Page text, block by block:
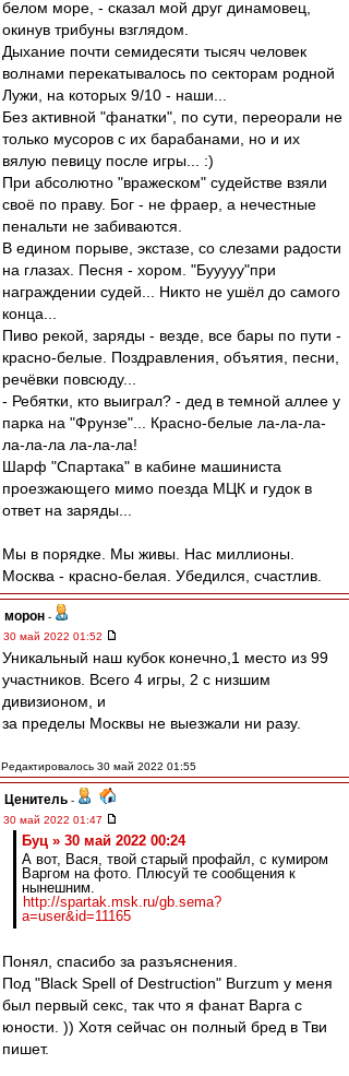
белом море, - сказал мой друг динамовец,
окинув трибуны взглядом.
Дыхание почти семидесяти тысяч человек
волнами перекатывалось по секторам родной
Лужи, на которых 9/10 - наши...
Без активной "фанатки", по сути, переорали не
только мусоров с их барабанами, но и их
вялую певицу после игры... :)
При абсолютно "вражеском" судействе взяли
своё по праву. Бог - не фраер, а нечестные
пенальти не забиваются.
В едином порыве, экстазе, со слезами радости
на глазах. Песня - хором. "Бууууу"при
награждении судей... Никто не ушёл до самого
конца...
Пиво рекой, заряды - везде, все бары по пути -
красно-белые. Поздравления, объятия, песни,
речёвки повсюду...
- Ребятки, кто выиграл? - дед в темной аллее у
парка на "Фрунзе"... Красно-белые ла-ла-ла-
ла-ла-ла ла-ла-ла!
Шарф "Спартака" в кабине машиниста
проезжающего мимо поезда МЦК и гудок в
ответ на заряды...
Мы в порядке. Мы живы. Нас миллионы.
Москва - красно-белая. Убедился, счастлив.
морон -
30 май 2022 01:52
Уникальный наш кубок конечно,1 место из 99
участников. Всего 4 игры, 2 с низшим
дивизионом, и
за пределы Москвы не выезжали ни разу.
Редактировалось 30 май 2022 01:55
Ценитель -
30 май 2022 01:47
Буц » 30 май 2022 00:24
А вот, Вася, твой старый профайл, с кумиром
Варгом на фото. Плюсуй те сообщения к
нынешним.
http://spartak.msk.ru/gb.sema?
a=user&id=11165
Понял, спасибо за разъяснения.
Под "Black Spell of Destruction" Burzum у меня
был первый секс, так что я фанат Варга с
юности. )) Хотя сейчас он полный бред в Тви
пишет.